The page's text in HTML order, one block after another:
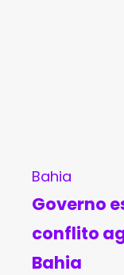
Bahia
Governo
conflito
Bahia